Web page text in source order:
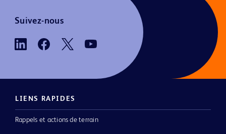
Suivez-nous
LIENS RAPIDES
Rappels et actions de terrain